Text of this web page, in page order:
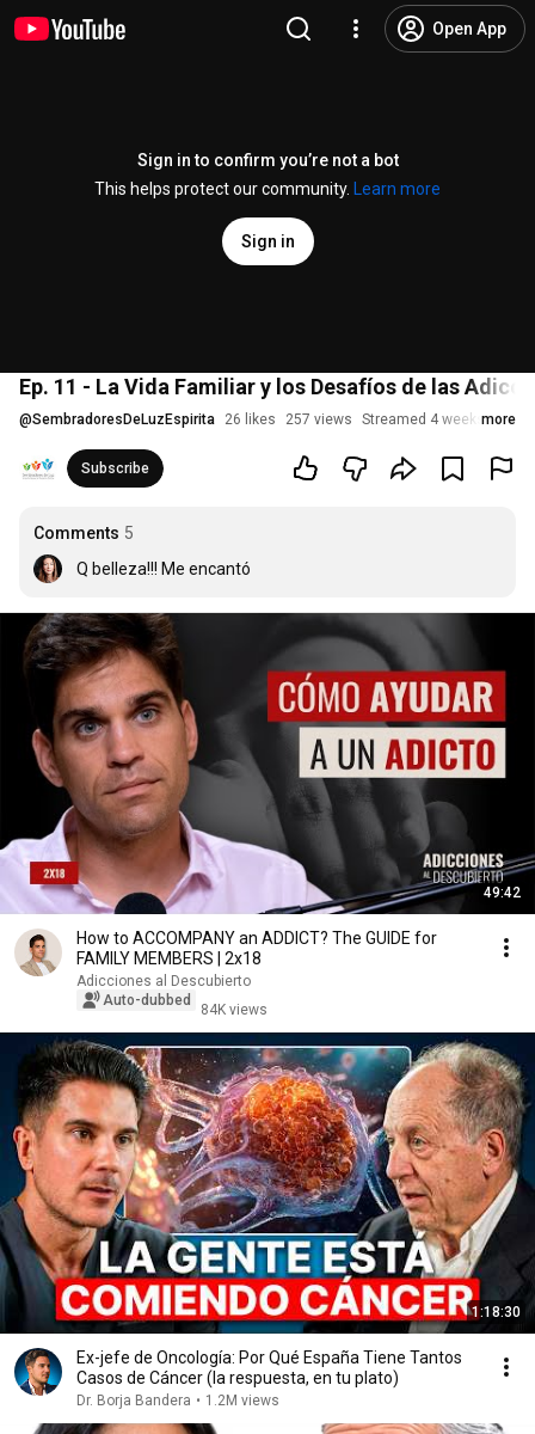
Open App
Sign in to confirm you’re not a bot
This helps protect our community.
Learn more
Sign in
Ep. 11 - La Vida Familiar y los Desafíos de las
@SembradoresDeLuzEspirita 26 likes 257 views Streamed 4 weeks ago
more
Subscribe
Comments 5
Q belleza!!! Me encantó
49:42
How to ACCOMPANY an ADDICT? The GUIDE for
FAMILY MEMBERS | 2x18
Adicciones al Descubierto
Auto-dubbed
84K views
1:18:30
Ex-jefe de Oncología: Por Qué España Tiene Tantos
Casos de Cáncer (la respuesta, en tu plato)
Dr. Borja Bandera • 1.2M views